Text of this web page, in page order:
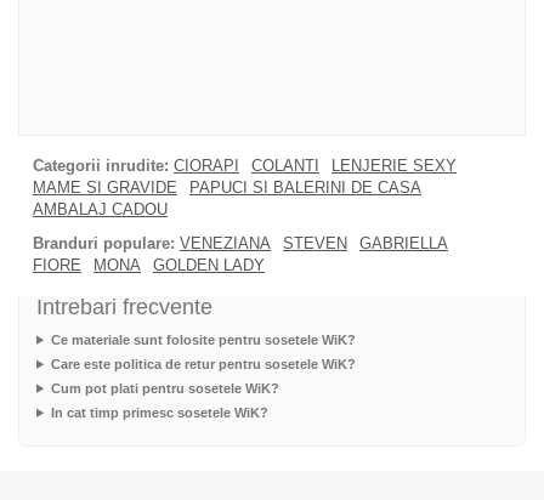
Categorii inrudite: CIORAPI COLANTI
LENJERIE SEXY
MAME SI GRAVIDE
PAPUCI SI BALERINI DE CASA
AMBALAJ CADOU
Branduri populare: VENEZIANA STEVEN
GABRIELLA
FIORE
MONA GOLDEN LADY
Intrebari frecvente
Ce materiale sunt folosite pentru sosetele WiK?
Care este politica de retur pentru sosetele WiK?
Cum pot plati pentru sosetele WiK?
In cat timp primesc sosetele WiK?